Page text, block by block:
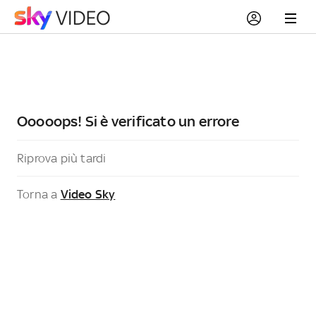
Ooooops! Si è verificato un errore
Riprova più tardi
Torna a Video Sky